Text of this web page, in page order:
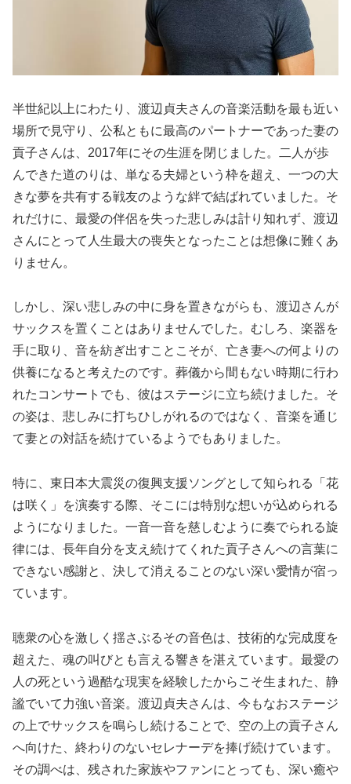
半世紀以上にわたり、渡辺貞夫さんの音楽活動を最も近い
場所で見守り、公私ともに最高のパートナーであった妻の
貢子さんは、2017年にその生涯を閉じました。二人が歩
んできた道のりは、単なる夫婦という枠を超え、一つの大
きな夢を共有する戦友のような絆で結ばれていました。そ
れだけに、最愛の伴侶を失った悲しみは計り知れず、渡辺
さんにとって人生最大の喪失となったことは想像に難くあ
りません。
しかし、深い悲しみの中に身を置きながらも、渡辺さんが
サックスを置くことはありませんでした。むしろ、楽器を
手に取り、音を紡ぎ出すことこそが、亡き妻への何よりの
供養になると考えたのです。葬儀から間もない時期に行わ
れたコンサートでも、彼はステージに立ち続けました。そ
の姿は、悲しみに打ちひしがれるのではなく、音楽を通じ
て妻との対話を続けているようでもありました。
特に、東日本大震災の復興支援ソングとして知られる「花
は咲く」を演奏する際、そこには特別な想いが込められる
ようになりました。一音一音を慈しむように奏でられる旋
律には、長年自分を支え続けてくれた貢子さんへの言葉に
できない感謝と、決して消えることのない深い愛情が宿っ
ています。
聴衆の心を激しく揺さぶるその音色は、技術的な完成度を
超えた、魂の叫びとも言える響きを湛えています。最愛の
人の死という過酷な現実を経験したからこそ生まれた、静
謐でいて力強い音楽。渡辺貞夫さんは、今もなおステージ
の上でサックスを鳴らし続けることで、空の上の貢子さん
へ向けた、終わりのないセレナーデを捧げ続けています。
その調べは、残された家族やファンにとっても、深い癒や